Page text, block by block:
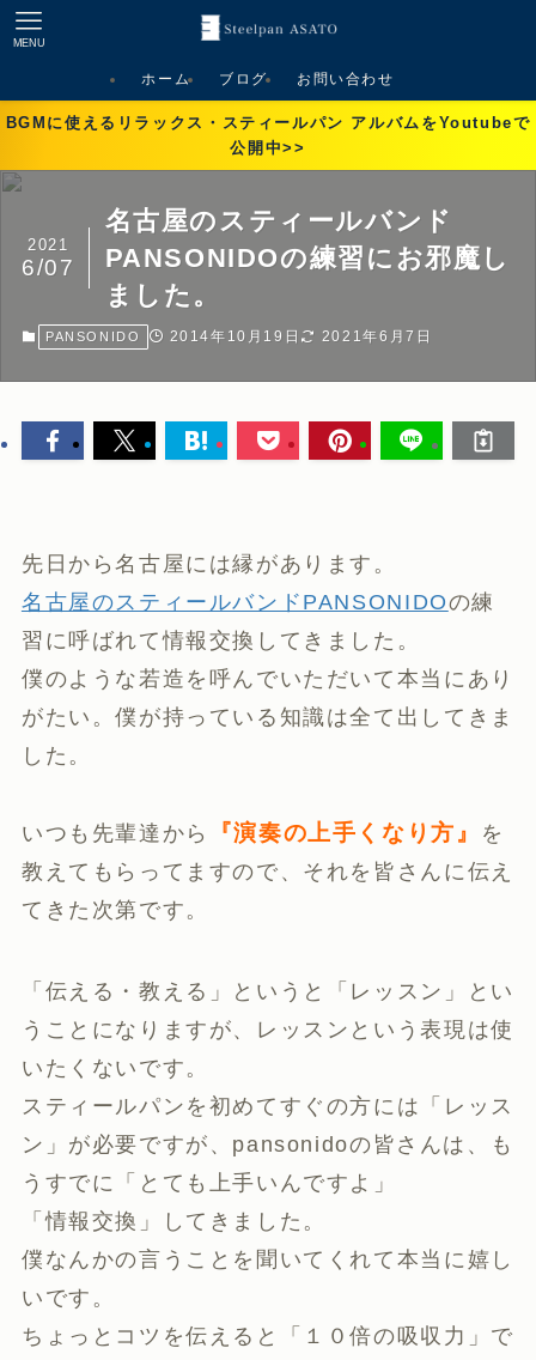
MENU
ホーム ブログ お問い合わせ
BGMに使えるリラックス・スティールパン アルバムをYoutubeで
公開中>>
名古屋のスティールバンド
PANSONIDOの練習にお邪魔し
ました。
2021
6/07
PANSONIDO 2014年10月19日 2021年6月7日
先日から名古屋には縁があります。
名古屋のスティールバンドPANSONIDOの練
習に呼ばれて情報交換してきました。
僕のような若造を呼んでいただいて本当にあり
がたい。僕が持っている知識は全て出してきま
した。
いつも先輩達から 『演奏の上手くなり方』
を
教えてもらってますので、それを皆さんに伝え
てきた次第です。
「伝える・教える」というと「レッスン」とい
うことになりますが、レッスンという表現は使
いたくないです。
スティールパンを初めてすぐの方には「レッス
ン」が必要ですが、pansonidoの皆さんは、も
うすでに「とても上手いんですよ」
「情報交換」してきました。
僕なんかの言うことを聞いてくれて本当に嬉し
いです。
ちょっとコツを伝えると「１０倍の吸収力」で